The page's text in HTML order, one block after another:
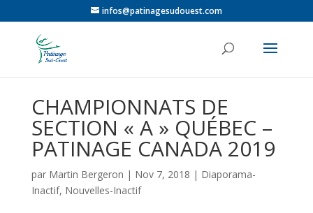
infos@patinagesudouest.com
CHAMPIONNATS DE
SECTION « A » QUÉBEC –
PATINAGE CANADA 2019
par Martin Bergeron | Nov 7, 2018 | Diaporama-
Inactif, Nouvelles-Inactif